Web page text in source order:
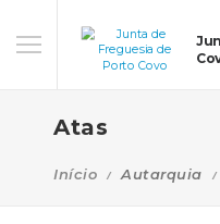
Atas
Início Autarquia